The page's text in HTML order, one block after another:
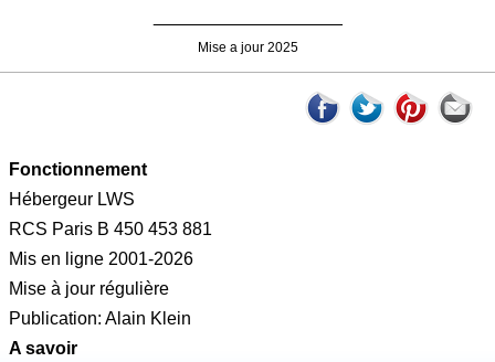
Mise a jour 2025
Fonctionnement
Hébergeur LWS
RCS Paris B 450 453 881
Mis en ligne 2001-2026
Mise à jour régulière
Publication: Alain Klein
A savoir